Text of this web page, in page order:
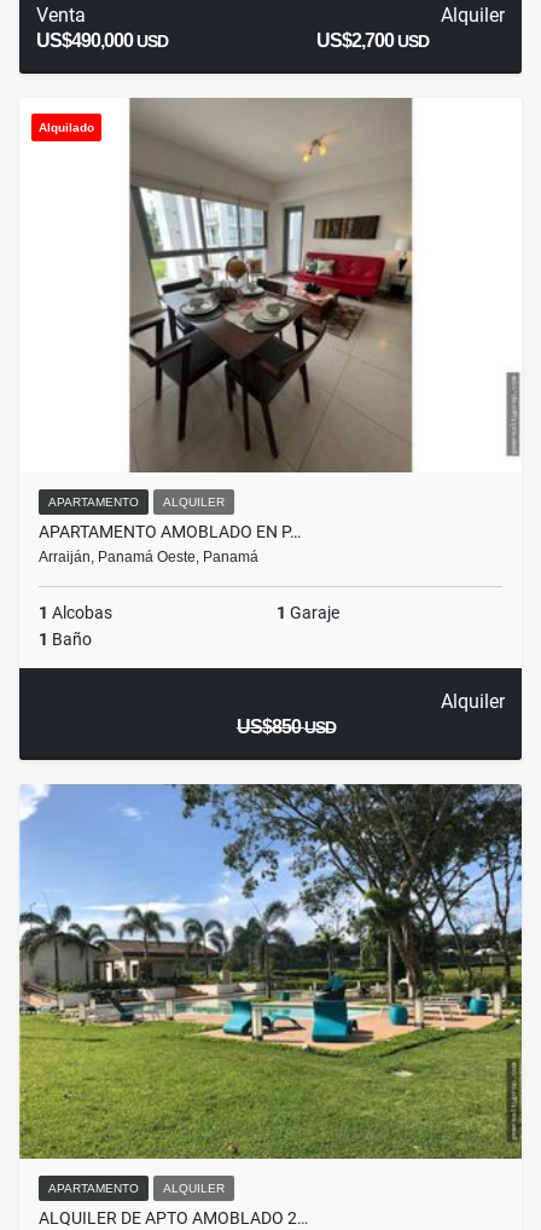
Venta
US$490,000USD
Alquiler
US$2,700USD
Alquilado
APARTAMENTO ALQUILER
APARTAMENTO AMOBLADO EN P…
Arraiján, Panamá Oeste, Panamá
1 Alcobas 1 Garaje
1 Baño
Alquiler
US$850USD
APARTAMENTO ALQUILER
ALQUILER DE APTO AMOBLADO 2…